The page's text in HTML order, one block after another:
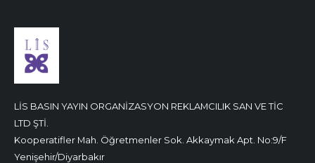
LİS BASIN YAYIN ORGANİZASYON REKLAMCILIK SAN VE TİC
LTD ŞTİ.
Kooperatifler Mah. Öğretmenler Sok. Akkaymak Apt. No:9/F
Yenişehir/Diyarbakır